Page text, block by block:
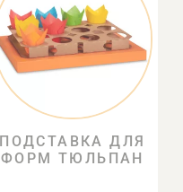
ПОДСТАВКА ДЛЯ
ФОРМ ТЮЛЬПАН